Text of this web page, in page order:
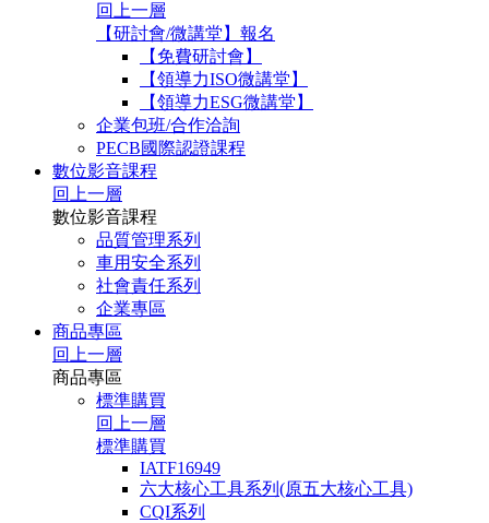
回上一層
【研討會/微講堂】報名
【免費研討會】
【領導力ISO微講堂】
【領導力ESG微講堂】
企業包班/合作洽詢
PECB國際認證課程
數位影音課程
回上一層
數位影音課程
品質管理系列
車用安全系列
社會責任系列
企業專區
商品專區
回上一層
商品專區
標準購買
回上一層
標準購買
IATF16949
六大核心工具系列(原五大核心工具)
CQI系列